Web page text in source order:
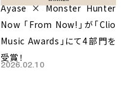
Ayase × Monster Hunter
Now 「From Now!」が「Clio
Music Awards」にて4部門を
受賞！
2026.02.10